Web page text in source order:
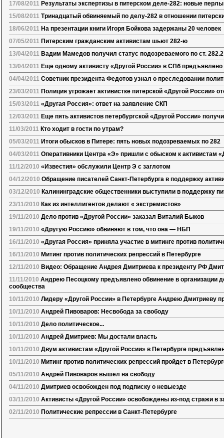
17/08/2011 Результаты экспертизы в питерском деле-282: новые
15/08/2011 Тринадцатый обвиняемый по делу-282 в отношении
18/06/2011 На презентации книги Игоря Бойкова задержаны 20 человек
07/05/2011 Питерским гражданским активистам шьют 282-ю
13/04/2011 Вадим Мамедов получил статус подозреваемого по ст.
13/04/2011 Еще одному активисту «Другой России» в СПб предъявлено
04/04/2011 Советник президента Федотов узнал о преследовании
23/03/2011 Полиция угрожает активистке питерской «Другой России»
15/03/2011 «Другая Россия»: ответ на заявление СКП
12/03/2011 Еще пять активистов петербургской «Другой России»
11/03/2011 Кто ходит в гости по утрам?
05/03/2011 Итоги обысков в Питере: пять новых подозреваемых по 282
04/03/2011 Оперативники Центра «Э» пришли с обыском к активистам
11/12/2010 «Известия» обслужили Центр Э с заглотом
04/12/2010 Обращение писателей Санкт-Петербурга в поддержку
03/12/2010 Калининградские общественники выступили в поддержку
23/11/2010 Как из интеллигентов делают « экстремистов»
19/11/2010 Дело против «Другой России» заказал Виталий Быков
19/11/2010 «Другую Россию» обвиняют в том, что она — НБП
16/11/2010 «Другая Россия» приняла участие в митинге против
16/11/2010 Митинг против политических репрессий в Петербурге
12/11/2010 Видео: Обращение Андрея Дмитриева к президенту РФ
11/11/2010 Андрею Песоцкому предъявлено обвинение в организации
сообщества
10/11/2010 Лидеру «Другой России» в Петербурге Андрею Дмитриеву
10/11/2010 Андрей Пивоваров: Несвобода за свободу
10/11/2010 Дело политическое...
10/11/2010 Андрей Дмитриев: Мы достали власть
10/11/2010 Двум активистам «Другой России» в Петербурге
10/11/2010 Митинг против политических репрессий пройдет в
05/11/2010 Андрей Пивоваров вышел на свободу
04/11/2010 Дмитриев освобожден под подписку о невыезде
03/11/2010 Активисты «Другой России» освобождены из-под стражи в
02/11/2010 Политические репрессии в Санкт-Петербурге